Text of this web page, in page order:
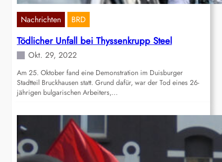
Nachrichten BRD
Tödlicher Unfall bei Thyssenkrupp Steel
Okt. 29, 2022
Am 25. Oktober fand eine Demonstration im Duisburger
Stadtteil Bruckhausen statt. Grund dafür, war der Tod eines 26-
jährigen bulgarischen Arbeiters,…